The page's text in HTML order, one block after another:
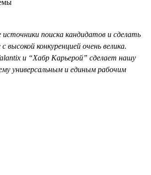
поиска кандидатов и сделать
конкуренцией очень велика.
и “Хабр Карьерой” сделает нашу
универсальным и единым рабочим